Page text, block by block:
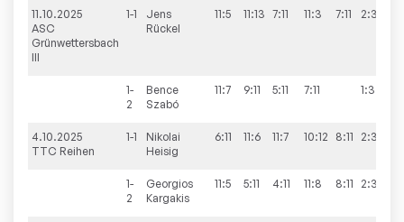
11.10.2025
ASC
Grünwettersbach
III
1-1
Jens
Rückel
11:5 11:13 7:11 11:3 7:11 2:3
1-
2
Bence
Szabó
11:7 9:11 5:11 7:11 1:3
4.10.2025
TTC Reihen
1-1
Nikolai
Heisig
6:11 11:6 11:7 10:12 8:11 2:3
1-
2
Georgios
Kargakis
11:5 5:11 4:11 11:8 8:11 2:3